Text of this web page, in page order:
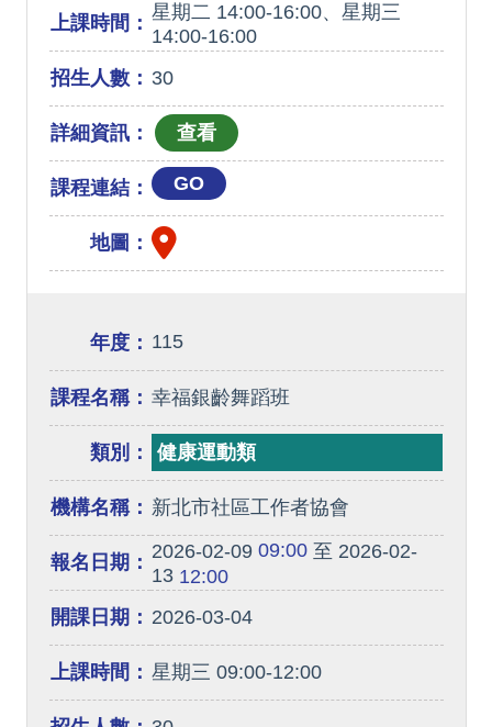
上課時間： 星期二 14:00-16:00、星期三
14:00-16:00
招生人數： 30
詳細資訊：
課程連結： GO
地圖：
年度： 115
課程名稱： 幸福銀齡舞蹈班
類別： 健康運動類
機構名稱： 新北市社區工作者協會
報名日期： 2026-02-0909:00至 2026-02-
1312:00
開課日期： 2026-03-04
上課時間： 星期三 09:00-12:00